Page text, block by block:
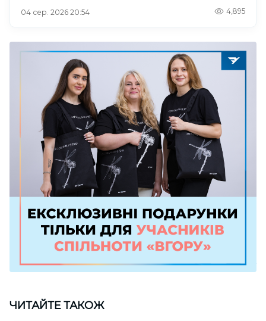
04 сер. 2026 20:54 4,895
ЧИТАЙТЕ ТАКОЖ